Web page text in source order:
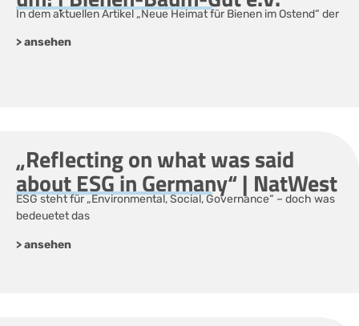
In dem aktuellen Artikel „Neue Heimat für Bienen im Ostend“ der
> ansehen
„Reflecting on what was said
about ESG in Germany“ | NatWest
ESG steht für „Environmental, Social, Governance“ – doch was
bedeuetet das
> ansehen